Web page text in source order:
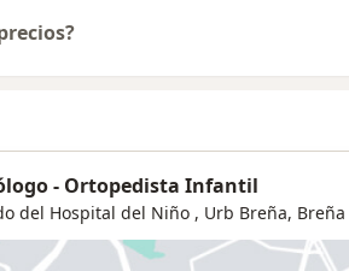
- Ortopedista Infantil
del Hospital del Niño , Urb Breña, Breña